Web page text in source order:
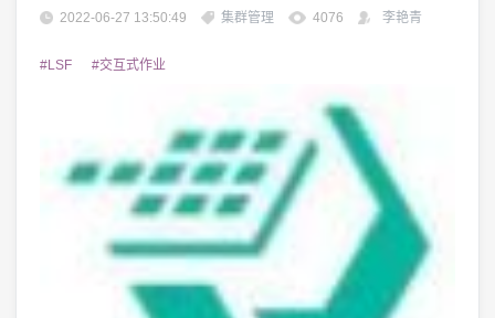
我有一批服务器，做同样的事情，我可能需要pssh或者ansible，
印的信息不够个性化（不够简洁或者不够详细）* 执行任务脚本不
2022-06-27 13:50:49 集群管理 4076 李艳青
#LSF #交互式作业